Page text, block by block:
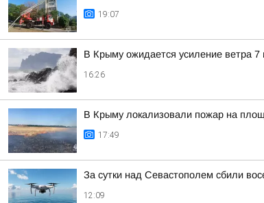
19:07
В Крыму ожидается усиление ветра 7
16:26
В Крыму локализовали пожар на
17:49
За сутки над Севастополем сбили
12:09